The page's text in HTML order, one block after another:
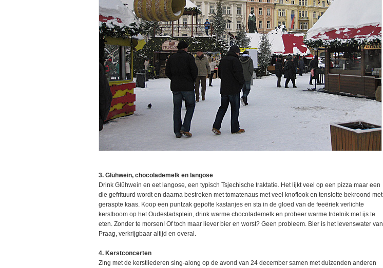
3. Glühwein, chocolademelk en langose
Drink Glühwein en eet langose, een typisch Tsjechische traktatie. Het lijkt veel op een pizza maar een
die gefrituurd wordt en daarna bestreken met tomatenaus met veel knoflook en tenslotte bekroond met
geraspte kaas. Koop een puntzak gepofte kastanjes en sta in de gloed van de feeëriek verlichte
kerstboom op het Oudestadsplein, drink warme chocolademelk en probeer warme trdelnik met ijs te
eten. Zonder te morsen! Of toch maar liever bier en worst? Geen probleem. Bier is het levenswater van
Praag, verkrijgbaar altijd en overal.
4. Kerstconcerten
Zing met de kerstliederen sing-along op de avond van 24 december samen met duizenden anderen